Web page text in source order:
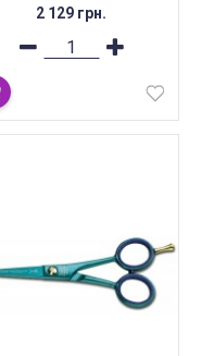
2 129 грн.